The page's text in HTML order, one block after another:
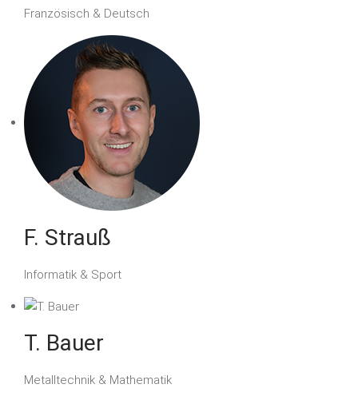
Französisch & Deutsch
F. Strauß
Informatik & Sport
T. Bauer
Metalltechnik & Mathematik